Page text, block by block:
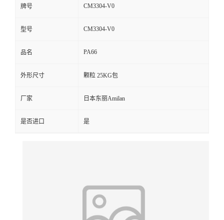
牌号 CM3304-V0
型号 CM3304-V0
品名 PA66
外形尺寸 颗粒 25KG包
厂家 日本东丽Amilan
是否进口 是